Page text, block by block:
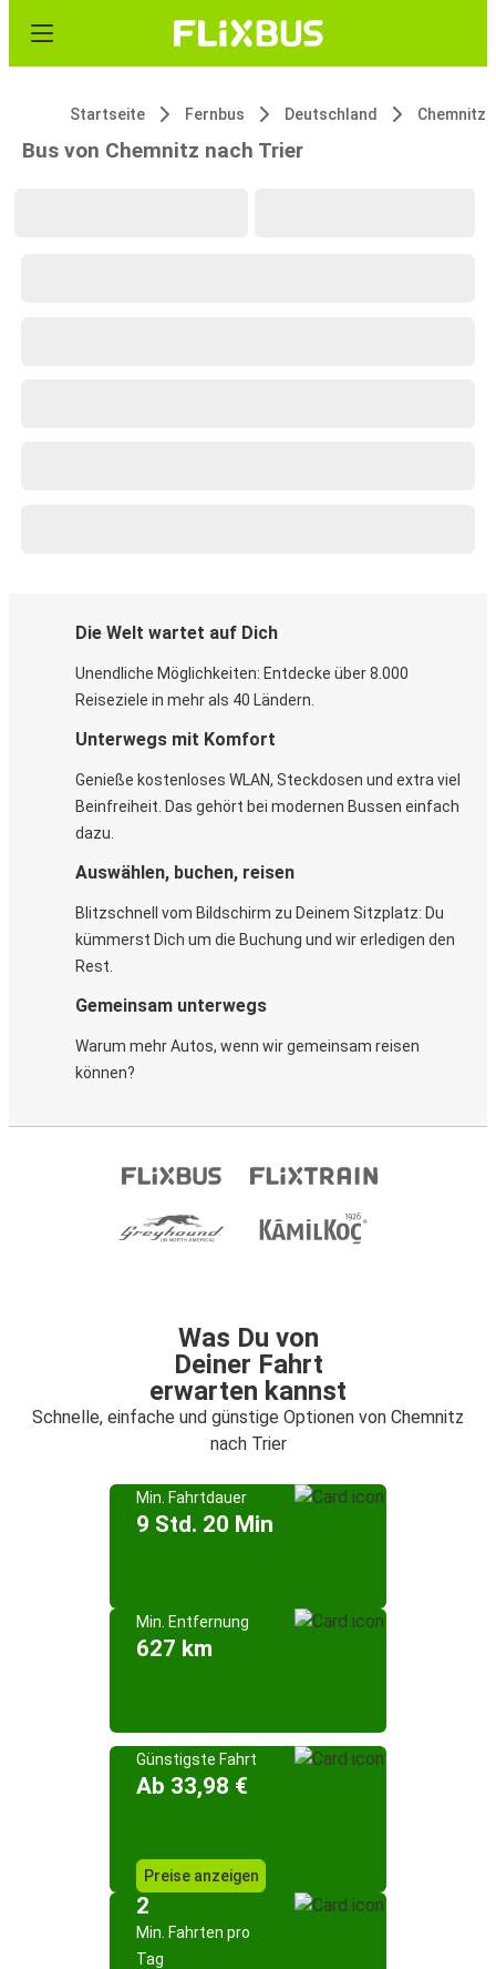
Startseite Fernbus Deutschland Chemnitz
Bus von Chemnitz nach Trier
Die Welt wartet auf Dich
Unendliche Möglichkeiten: Entdecke über 8.000
Reiseziele in mehr als 40 Ländern.
Unterwegs mit Komfort
Genieße kostenloses WLAN, Steckdosen und extra viel
Beinfreiheit. Das gehört bei modernen Bussen einfach
dazu.
Auswählen, buchen, reisen
Blitzschnell vom Bildschirm zu Deinem Sitzplatz: Du
kümmerst Dich um die Buchung und wir erledigen den
Rest.
Gemeinsam unterwegs
Warum mehr Autos, wenn wir gemeinsam reisen
können?
Was Du von
Deiner Fahrt
erwarten kannst
Schnelle, einfache und günstige Optionen von Chemnitz
nach Trier
Min. Fahrtdauer
9 Std. 20 Min
Min. Entfernung
627 km
Günstigste Fahrt
Ab 33,98 €
Preise anzeigen
2
Min. Fahrten pro
Tag